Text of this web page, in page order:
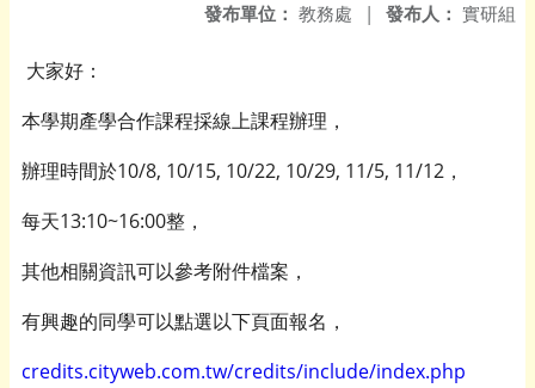
發布人： 實研組
發布單位： 教務處 |
大家好：
本學期產學合作課程採線上課程辦理，
辦理時間於10/8, 10/15, 10/22, 10/29, 11/5, 11/12，
每天13:10~16:00整，
其他相關資訊可以參考附件檔案，
有興趣的同學可以點選以下頁面報名，
credits.cityweb.com.tw/credits/include/index.php